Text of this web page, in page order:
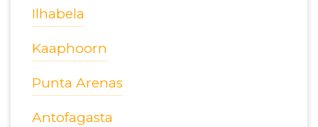
Ilhabela
Kaaphoorn
Punta Arenas
Antofagasta